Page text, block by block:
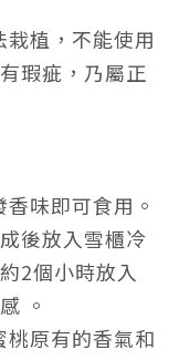
植，不能使用
瑕疵，乃屬正
味即可食用。
後放入雪櫃冷
2個小時放入
。
原有的香氣和